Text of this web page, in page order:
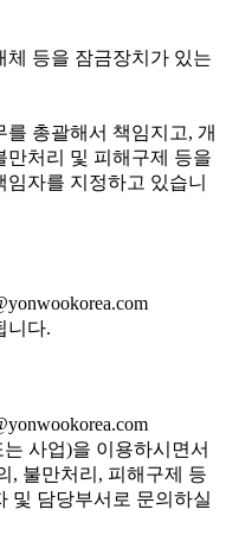
등을 잠금장치가 있는
총괄해서 책임지고, 개
만처리 및 피해구제 등을
자를 지정하고 있습니
니다.
사업)을 이용하시면서
, 불만처리, 피해구제 등
및 담당부서로 문의하실